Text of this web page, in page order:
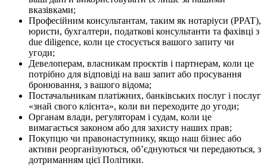
вказівками;
Професійним консультантам, таким як нотаріуси (PPAT),
юристи, бухгалтери, податкові консультанти та фахівці з
due diligence, коли це стосується вашого запиту чи
угоди;
Девелоперам, власникам проєктів і партнерам, коли це
потрібно для відповіді на ваш запит або просування
бронювання, з вашого відома;
Постачальникам платіжних, банківських послуг і послуг
«знай свого клієнта», коли ви переходите до угоди;
Органам влади, регуляторам і судам, коли це
вимагається законом або для захисту наших прав;
Покупцю чи правонаступнику, якщо наш бізнес або
активи реорганізуються, обʼєднуються чи передаються, з
дотриманням цієї Політики.